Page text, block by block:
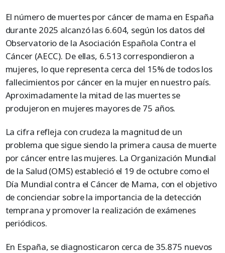
El número de muertes por cáncer de mama en España
durante 2025 alcanzó las 6.604, según los datos del
Observatorio de la Asociación Española Contra el
Cáncer (AECC). De ellas, 6.513 correspondieron a
mujeres, lo que representa cerca del 15% de todos los
fallecimientos por cáncer en la mujer en nuestro país.
Aproximadamente la mitad de las muertes se
produjeron en mujeres mayores de 75 años.
La cifra refleja con crudeza la magnitud de un
problema que sigue siendo la primera causa de muerte
por cáncer entre las mujeres. La Organización Mundial
de la Salud (OMS) estableció el 19 de octubre como el
Día Mundial contra el Cáncer de Mama, con el objetivo
de concienciar sobre la importancia de la detección
temprana y promover la realización de exámenes
periódicos.
En España, se diagnosticaron cerca de 35.875 nuevos